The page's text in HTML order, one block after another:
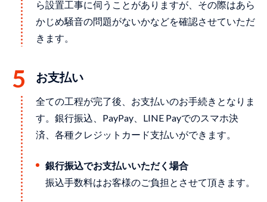
ら設置工事に伺うことがありますが、その際はあら
かじめ騒音の問題がないかなどを確認させていただ
きます。
お支払い
全ての⼯程が完了後、お⽀払いのお⼿続きとなりま
す。銀⾏振込、PayPay、LINE Payでのスマホ決
済、各種クレジットカード⽀払いができます。
銀行振込でお支払いいただく場合
振込手数料はお客様のご負担とさせて頂きます。